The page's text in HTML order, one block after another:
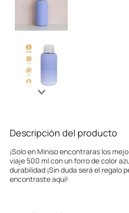
Descripción del producto
¡Solo en Miniso encontraras los
viaje 500 ml con un forro de color
durabilidad ¡Sin duda será el regalo
encontraste aquí!